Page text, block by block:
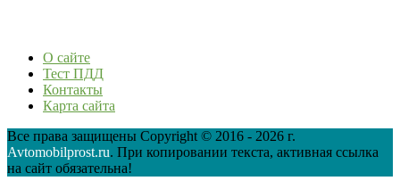
О сайте
Тест ПДД
Контакты
Карта сайта
Все права защищены Copyright © 2016 - 2026 г.
Avtomobilprost.ru. При копировании текста, активная ссылка
на сайт обязательна!